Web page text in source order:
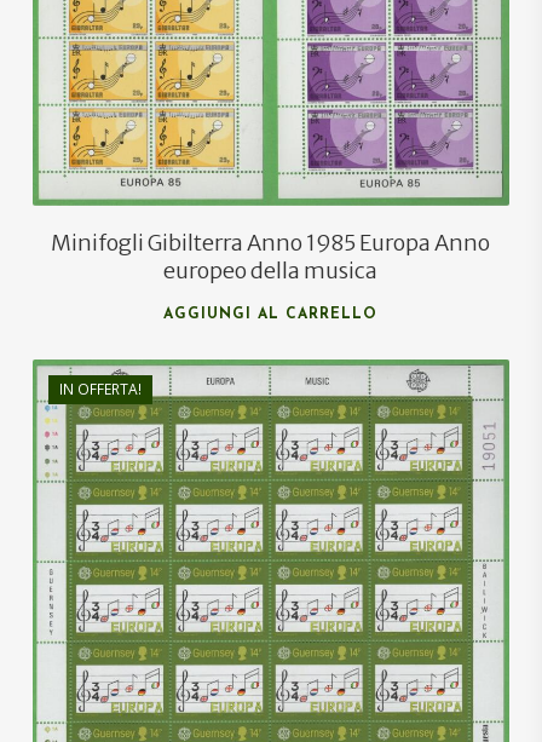
Minifogli Gibilterra Anno 1985 Europa Anno
europeo della musica
AGGIUNGI AL CARRELLO
IN OFFERTA!
€17,00
€10,50